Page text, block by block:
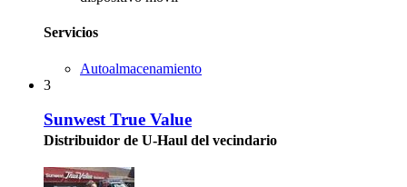
Servicios
Autoalmacenamiento
3
Sunwest True Value
Distribuidor de U-Haul del vecindario